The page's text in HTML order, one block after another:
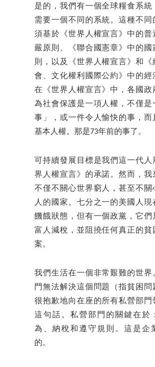
是的，我們有一個全球糧食系統
需要一個不同的系統。這種不同
須基於《世界人權宣言》中的普
嚴原則、《聯合國憲章》中的國
則，以及《世界人權宣言》和《
會、文化權利國際公約》中的經
在《世界人權宣言》中，各國政
為社會保護是一項人權，不僅是
事」，或一件令人愉快的事，而
基本人權。那是73年前的事了。
可持續發展目標是我們這一代人
界人權宣言》的承諾。然而，我
不僅不關心世界窮人，甚至不關
人的國家。七分之一的美國人現
饑餓狀態，但有一個政黨，它們
富人減稅，並阻撓任何真正的貧
案。
我們生活在一個非常艱難的世界
門無法解決這個問題（指貧困問
很抱歉地向在座的所有私營部門
這句話。私營部門的關鍵在於
為、納稅和遵守規則。這是企
的。